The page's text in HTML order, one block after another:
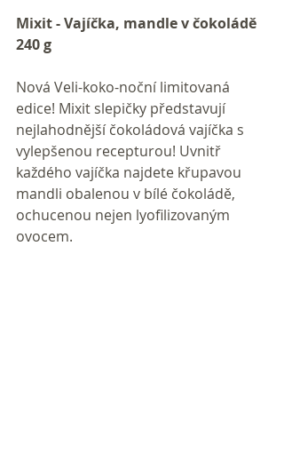
Mixit - Vajíčka, mandle v čokoládě
240 g
Nová Veli-koko-noční limitovaná
edice! Mixit slepičky představují
nejlahodnější čokoládová vajíčka s
vylepšenou recepturou! Uvnitř
každého vajíčka najdete křupavou
mandli obalenou v bílé čokoládě,
ochucenou nejen lyofilizovaným
ovocem.